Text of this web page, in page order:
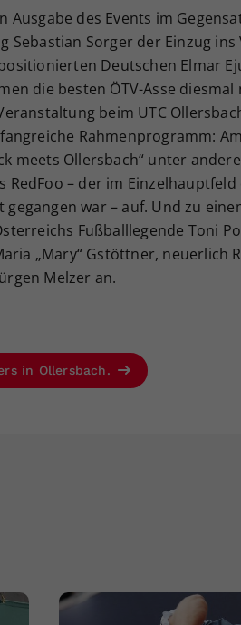
des Events im
Sebastian Sorger der Einzug
Deutschen Elmar
die besten ÖTV-Asse
beim UTC
Rahmenprogramm:
meets Ollersbach“ unter
RedFoo – der im
war – auf. Und zu
Fußballlegende Toni
„Mary“ Gstöttner, neuerlich
Melzer an.
in Ollersbach.